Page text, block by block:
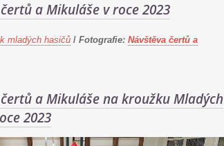
a Mikuláše v roce 2023
mladých hasičů / Fotografie: Návštěva čertů a
a Mikuláše na kroužku Mladých
2023